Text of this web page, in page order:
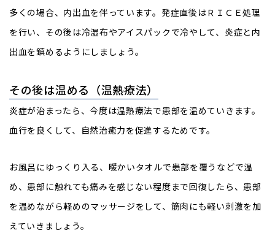
多くの場合、内出血を伴っています。発症直後はＲＩＣＥ処理
を行い、その後は冷湿布やアイスパックで冷やして、炎症と内
出血を鎮めるようにしましょう。
その後は温める（温熱療法）
炎症が治まったら、今度は温熱療法で患部を温めていきます。
血行を良くして、自然治癒力を促進するためです。
お風呂にゆっくり入る、暖かいタオルで患部を覆うなどで温
め、患部に触れても痛みを感じない程度まで回復したら、患部
を温めながら軽めのマッサージをして、筋肉にも軽い刺激を加
えていきましょう。